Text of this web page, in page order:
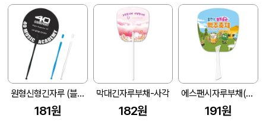
원형신형긴자루 (블랙) 부채 (190*190mm)
181원
막대긴자루부채-사각
182원
에스팬시자루부채(사각) (175*186mm)
191원